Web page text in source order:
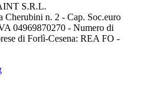
S.R.L.
Cherubini n. 2 - Cap. Soc.euro
04969870270 - Numero di
di Forlì-Cesena: REA FO -